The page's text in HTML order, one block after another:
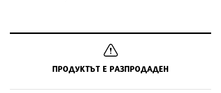
ПРОДУКТЪТ Е РАЗПРОДАДЕН